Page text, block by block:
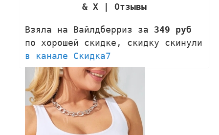
& X | Отзывы
Взяла на Вайлдберриз за 349 руб
по хорошей скидке, скидку скинули
в канале Скидка7